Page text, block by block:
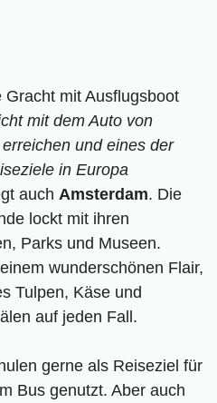
mit dem Auto von
und eines der
in Europa
auch Amsterdam. Die
lockt mit ihren
Parks und Museen.
wunderschönen Flair,
Tulpen, Käse und
auf jeden Fall.
gerne als Reiseziel für
Bus genutzt. Aber auch